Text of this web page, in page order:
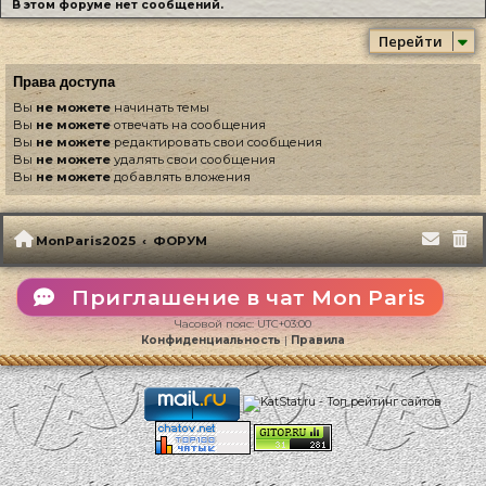
В этом форуме нет сообщений.
Перейти
Права доступа
Выне можете начинать темы
Вы не можетеотвечать на сообщения
Вы не можетередактировать свои сообщения
Вы не можете удалять свои сообщения
Вы не можетедобавлять вложения
MonParis2025 ФОРУМ
Приглашение в чат Mon Paris
Часовой пояс:UTC+03:00
Конфиденциальность|Правила